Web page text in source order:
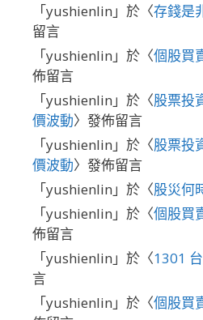
「yushienlin 」於〈存錢是
留言
「yushienlin 」於〈個股買
佈留言
「yushienlin 」於〈股票投
價波動〉發佈留言
「yushienlin 」於〈股票投
價波動〉發佈留言
「yushienlin 」於〈股災何
「yushienlin 」於〈個股買
佈留言
「yushienlin 」於〈1301
言
「yushienlin 」於〈個股買